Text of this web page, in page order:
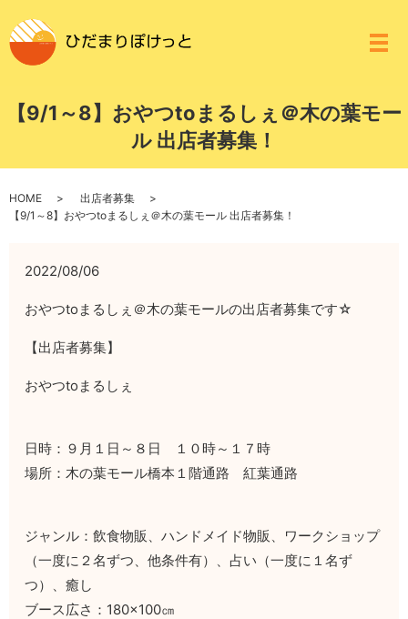
メ
【9/1～8】おやつtoまるしぇ＠木の葉モー
ル 出店者募集！
HOME
出店者募集
【9/1～8】おやつtoまるしぇ＠木の葉モール 出店者募集！
2022/08/06
おやつtoまるしぇ＠木の葉モールの出店者募集です☆
【出店者募集】
おやつtoまるしぇ
日時：９月１日～８日 １０時～１７時
場所：木の葉モール橋本１階通路 紅葉通路
ジャンル：飲食物販、ハンドメイド物販、ワークショップ
（一度に２名ずつ、他条件有）、占い（一度に１名ず
つ）、癒し
ブース広さ：180×100㎝